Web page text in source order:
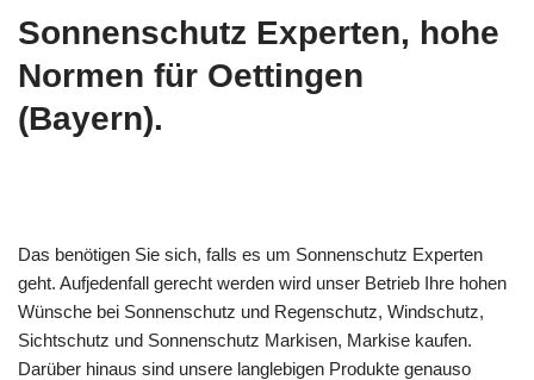
Sonnenschutz Experten, hohe
Normen für Oettingen
(Bayern).
Das benötigen Sie sich, falls es um Sonnenschutz Experten
geht. Aufjedenfall gerecht werden wird unser Betrieb Ihre hohen
Wünsche bei Sonnenschutz und Regenschutz, Windschutz,
Sichtschutz und Sonnenschutz Markisen, Markise kaufen.
Darüber hinaus sind unsere langlebigen Produkte genauso